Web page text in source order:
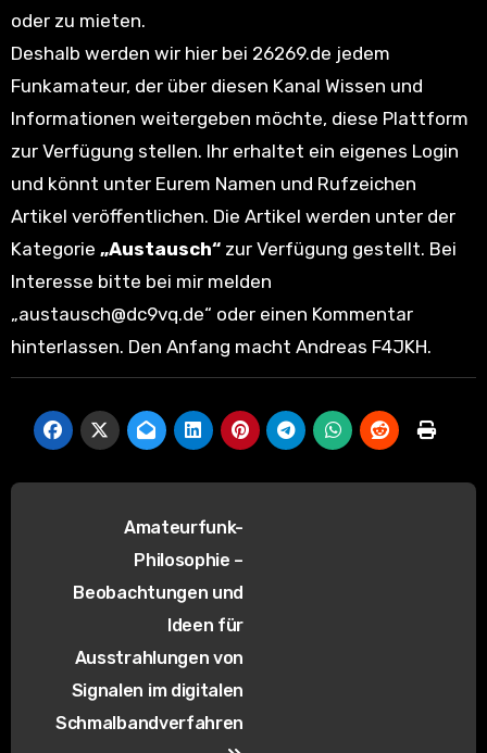
oder zu mieten.
Deshalb werden wir hier bei 26269.de jedem
Funkamateur, der über diesen Kanal Wissen und
Informationen weitergeben möchte, diese Plattform
zur Verfügung stellen. Ihr erhaltet ein eigenes Login
und könnt unter Eurem Namen und Rufzeichen
Artikel veröffentlichen. Die Artikel werden unter der
Kategorie „Austausch“ zur Verfügung gestellt. Bei
Interesse bitte bei mir melden
„austausch@dc9vq.de“ oder einen Kommentar
hinterlassen. Den Anfang macht Andreas F4JKH.
Amateurfunk-
Philosophie –
Beobachtungen und
Ideen für
Ausstrahlungen von
Signalen im digitalen
Schmalbandverfahren